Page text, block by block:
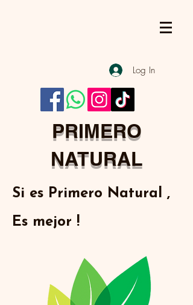
Log In
PRIMERO
NATURAL
Si es Primero Natural ,
Es mejor !